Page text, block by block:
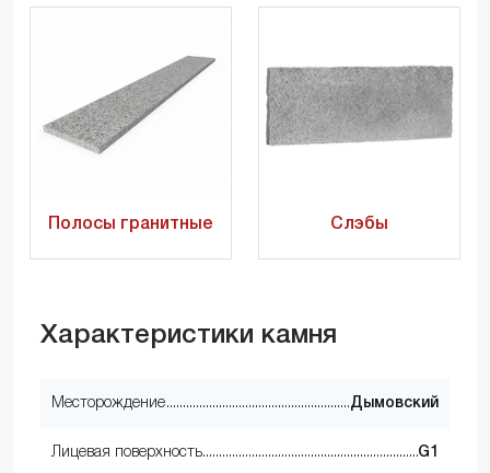
Полосы гранитные Слэбы
Характеристики камня
Месторождение Дымовский
Лицевая поверхность G1